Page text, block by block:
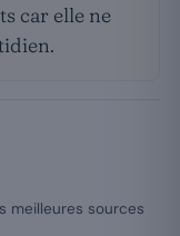
car elle ne
meilleures sources